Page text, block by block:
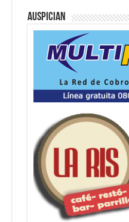
Auspician